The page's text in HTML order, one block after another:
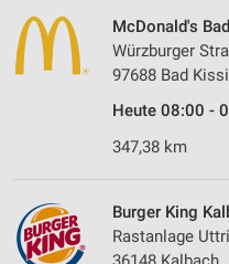
McDonald's
Würzburger
97688 Bad
Heute 08:00 -
347,38 km
Burger King
Rastanlage